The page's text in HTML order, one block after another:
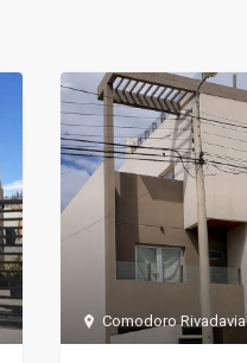
Comodoro Rivadavia